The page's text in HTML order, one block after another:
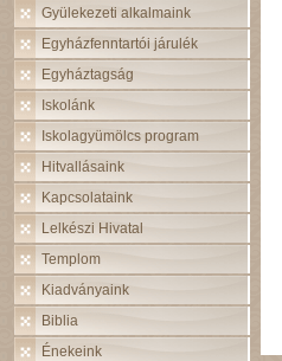
Gyülekezeti alkalmaink
Egyházfenntartói járulék
Egyháztagság
Iskolánk
Iskolagyümölcs program
Hitvallásaink
Kapcsolataink
Lelkészi Hivatal
Templom
Kiadványaink
Biblia
Énekeink